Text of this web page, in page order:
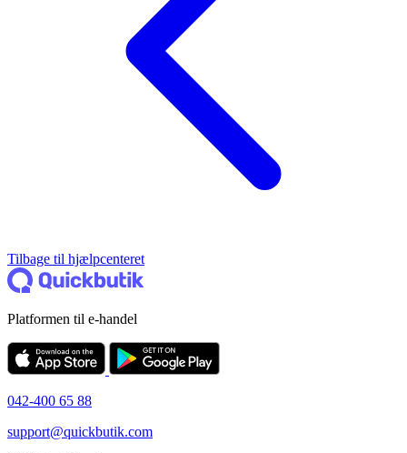
Tilbage til hjælpcenteret
Platformen til e-handel
042-400 65 88
support@quickbutik.com